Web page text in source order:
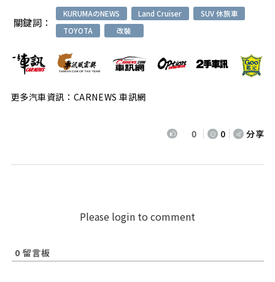
關鍵詞：
KURUMAのNEWS Land Cruiser
SUV 休旅車
TOYOTA
改裝
更多汽車資訊：CARNEWS 車訊網
0 0 分享
Please login to comment
0 留言板